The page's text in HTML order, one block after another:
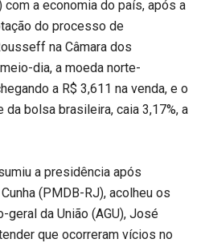
a economia do país, após a
do processo de
na Câmara dos
dia, a moeda norte-
a R$ 3,611 na venda, e o
bolsa brasileira, caia 3,17%, a
a presidência após
(PMDB-RJ), acolheu os
da União (AGU), José
que ocorreram vícios no